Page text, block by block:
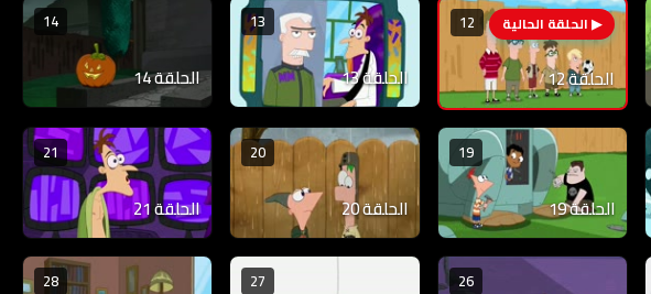
12
الحلقة 12
13
الحلقة 13
14
الحلقة 14
19
الحلقة 19
20
الحلقة 20
21
الحلقة 21
26
27
28